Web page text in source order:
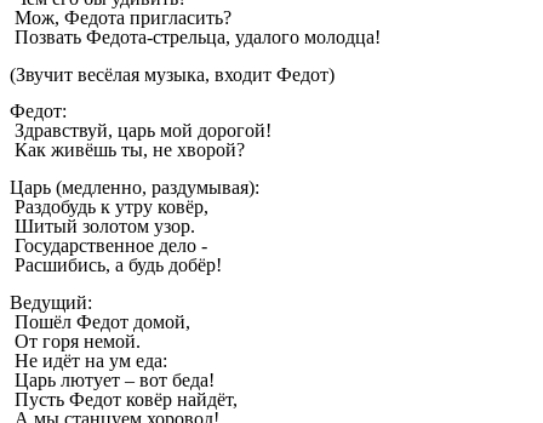
Мож, Федота пригласить?
Позвать Федота-стрельца, удалого молодца!
(Звучит весёлая музыка, входит Федот)
Федот:
Здравствуй, царь мой дорогой!
Как живёшь ты, не хворой?
Царь (медленно, раздумывая):
Раздобудь к утру ковёр,
Шитый золотом узор.
Государственное дело -
Расшибись, а будь добёр!
Ведущий:
Пошёл Федот домой,
От горя немой.
Не идёт на ум еда:
Царь лютует – вот беда!
Пусть Федот ковёр найдёт,
А мы станцуем хоровод!